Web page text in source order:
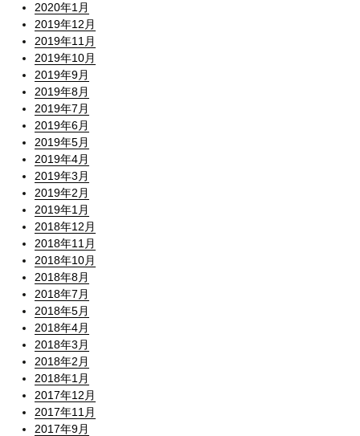
2020年1月
2019年12月
2019年11月
2019年10月
2019年9月
2019年8月
2019年7月
2019年6月
2019年5月
2019年4月
2019年3月
2019年2月
2019年1月
2018年12月
2018年11月
2018年10月
2018年8月
2018年7月
2018年5月
2018年4月
2018年3月
2018年2月
2018年1月
2017年12月
2017年11月
2017年9月